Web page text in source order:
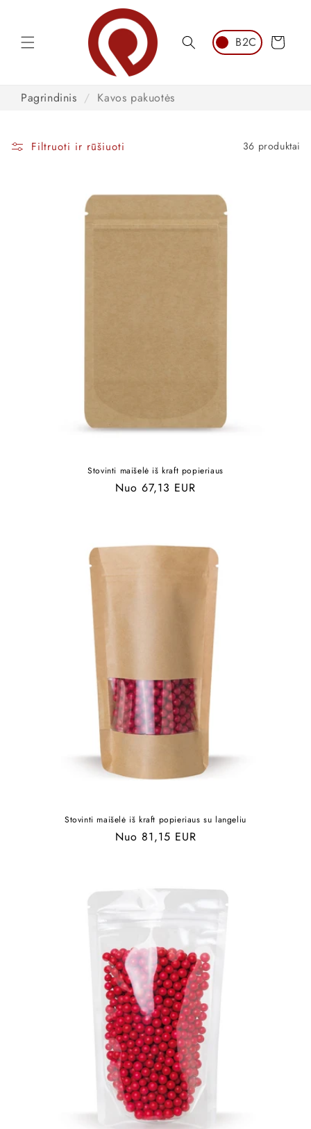
Krepšelis
Pagrindinis / Kavos pakuotės
Filtruoti ir rūšiuoti 36 produktai
Stovinti maišelė iš kraft popieriaus
Įprasta
Nuo 67,13 EUR
Stovinti maišelė iš kraft popieriaus su langeliu
Įprasta
Nuo 81,15 EUR